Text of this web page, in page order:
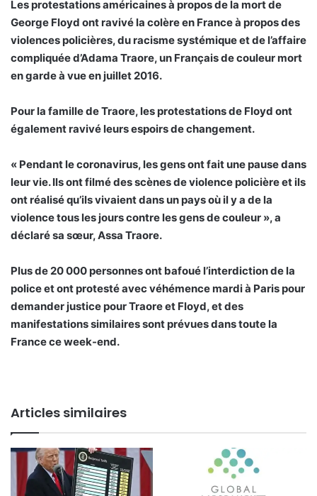
Les protestations américaines à propos de la mort de
George Floyd ont ravivé la colère en France à propos des
violences policières, du racisme systémique et de l’affaire
compliquée d’Adama Traore, un Français de couleur mort
en garde à vue en juillet 2016.
Pour la famille de Traore, les protestations de Floyd ont
également ravivé leurs espoirs de changement.
« Pendant le coronavirus, les gens ont fait une pause dans
leur vie. Ils ont filmé des scènes de violence policière et ils
ont réalisé qu’ils vivaient dans un pays où il y a de la
violence tous les jours contre les gens de couleur », a
déclaré sa sœur, Assa Traore.
Plus de 20 000 personnes ont bafoué l’interdiction de la
police et ont protesté avec véhémence mardi à Paris pour
demander justice pour Traore et Floyd, et des
manifestations similaires sont prévues dans toute la
France ce week-end.
Articles similaires